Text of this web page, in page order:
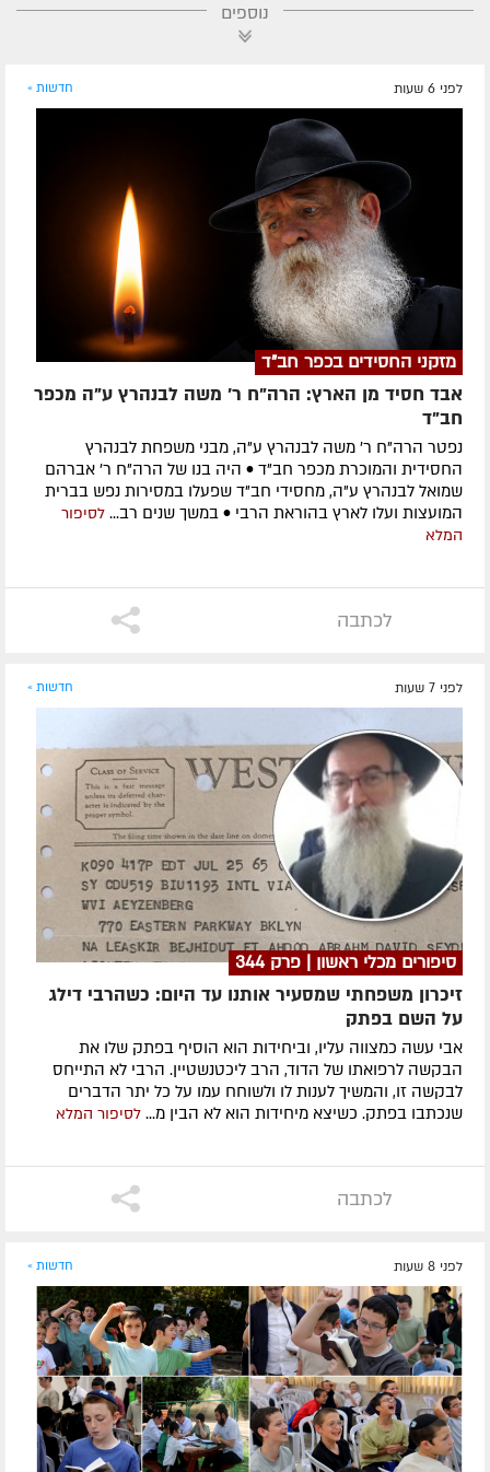
נוספים
לפני 6 שעות חדשות »
מזקני החסידים בכפר חב"ד
אבד חסיד מן הארץ: הרה"ח ר' משה לבנהרץ ע"ה מכפר
חב"ד
נפטר הרה"ח ר' משה לבנהרץ ע"ה, מבני משפחת לבנהרץ
החסידית והמוכרת מכפר חב"ד • היה בנו של הרה"ח ר' אברהם
שמואל לבנהרץ ע"ה, מחסידי חב"ד שפעלו במסירות נפש בברית
המועצות ועלו לארץ בהוראת הרבי • במשך שנים רב... לסיפור
המלא
לכתבה
לפני 7 שעות חדשות »
סיפורים מכלי ראשון | פרק 344
זיכרון משפחתי שמסעיר אותנו עד היום: כשהרבי דילג
על השם בפתק
אבי עשה כמצווה עליו, וביחידות הוא הוסיף בפתק שלו את
הבקשה לרפואתו של הדוד, הרב ליכטנשטיין. הרבי לא התייחס
לבקשה זו, והמשיך לענות לו ולשוחח עמו על כל יתר הדברים
שנכתבו בפתק. כשיצא מיחידות הוא לא הבין מ... לסיפור המלא
לכתבה
לפני 8 שעות חדשות »